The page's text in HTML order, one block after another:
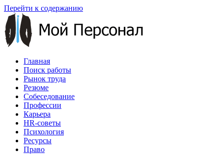
Перейти к содержанию
Главная
Поиск работы
Рынок труда
Резюме
Собеседование
Профессии
Карьера
HR-советы
Психология
Ресурсы
Право